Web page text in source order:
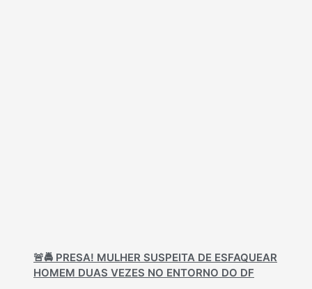
🚨🚔 PRESA! MULHER SUSPEITA DE ESFAQUEAR
HOMEM DUAS VEZES NO ENTORNO DO DF